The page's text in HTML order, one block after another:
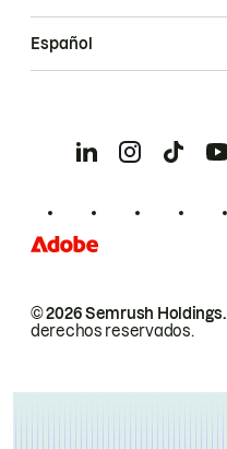
© 2026 Semrush Holdings.
derechos reservados.
Español